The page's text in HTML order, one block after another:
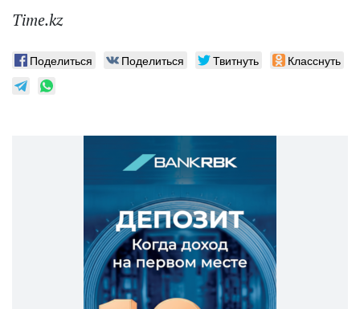
Time.kz
Поделиться Поделиться Твитнуть Класснуть